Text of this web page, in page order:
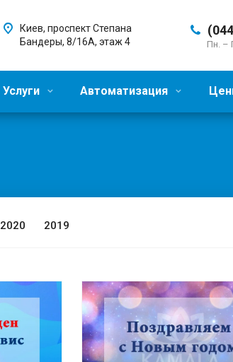
Пн. –
Киев, проспект Степана
Бандеры, 8/16А, этаж 4
Услуги Автоматизация
2020 2019